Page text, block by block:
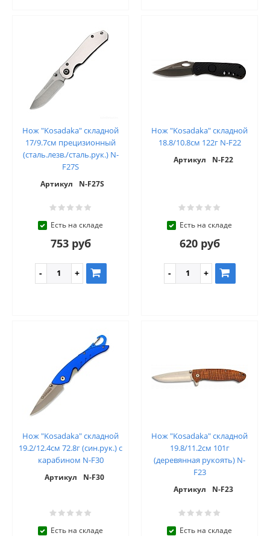
Нож "Kosadaka" складной
17/9.7см прецизионный
(сталь.лезв./сталь.рук.) N-
F27S
Артикул N-F27S
Есть на складе
753 руб
Нож "Kosadaka" складной
18.8/10.8см 122г N-F22
Артикул N-F22
Есть на складе
620 руб
Нож "Kosadaka" складной
19.2/12.4см 72.8г (син.рук.) с
карабином N-F30
Артикул N-F30
Есть на складе
Нож "Kosadaka" складной
19.8/11.2см 101г
(деревянная рукоять) N-
F23
Артикул N-F23
Есть на складе